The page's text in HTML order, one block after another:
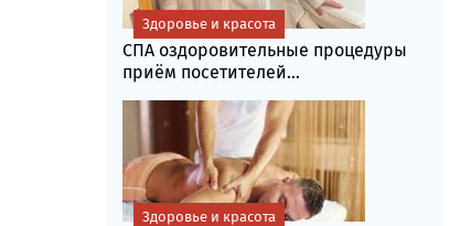
СПА оздоровительные процедуры
приём посетителей...
Здоровье и красота
Здоровье и красота